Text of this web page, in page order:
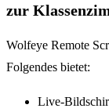
zur
Wolfeye Remote
Folgendes bietet:
Live-